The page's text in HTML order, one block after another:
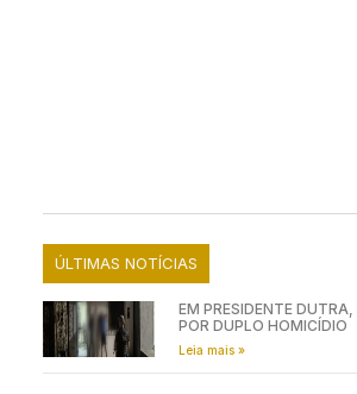
ÚLTIMAS NOTÍCIAS
EM PRESIDENTE
POR DUPLO HOMICÍDIO
Leia mais »